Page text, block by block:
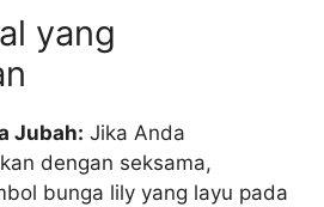
yang
Jubah: Jika Anda
dengan seksama,
bunga lily yang layu pada